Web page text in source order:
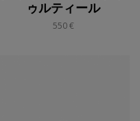
ゥルティール
550 €